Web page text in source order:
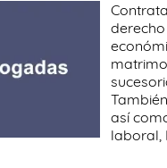
así
laboral,